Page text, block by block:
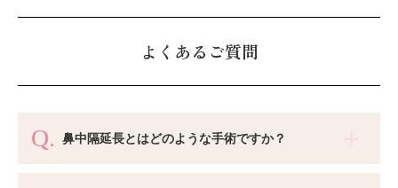
よくあるご質問
鼻中隔延長とはどのような手術ですか？